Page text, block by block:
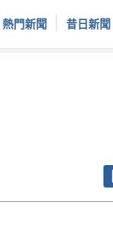
熱門新聞 昔日新聞